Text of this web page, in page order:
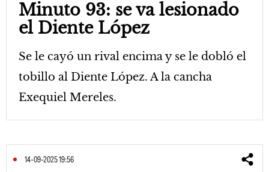
Minuto 93: se va lesionado
el Diente López
Se le cayó un rival encima y se le dobló el
tobillo al Diente López. A la cancha
Exequiel Mereles.
14-09-2025 19:56